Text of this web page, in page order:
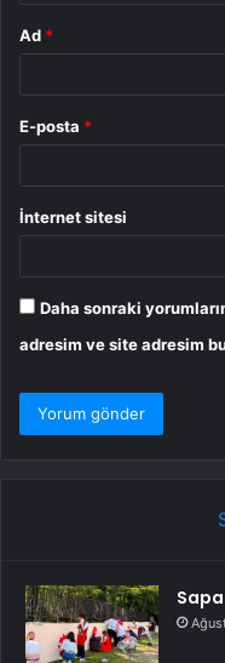
Ad *
E-posta *
İnternet sitesi
Daha sonraki
adresim ve site adresim